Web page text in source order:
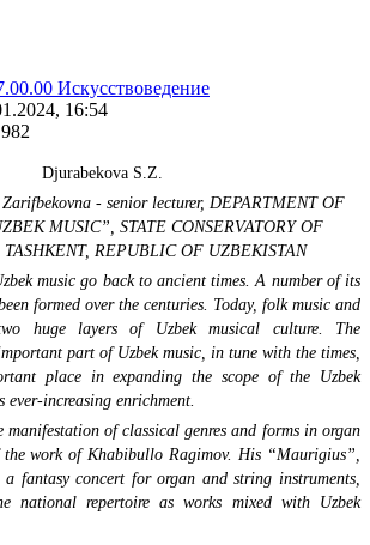
Искусствоведение
16:54
Djurabekova S.Z.
- senior lecturer, DEPARTMENT OF
MUSIC”, STATE CONSERVATORY OF
TASHKENT, REPUBLIC OF UZBEKISTAN
music go back to ancient times. A number of its
formed over the centuries. Today, folk music and
huge layers of Uzbek musical culture. The
part of Uzbek music, in tune with the times,
place in expanding the scope of the Uzbek
increasing enrichment.
manifestation of classical genres and forms in organ
work of Khabibullo Ragimov. His “Maurigius”,
fantasy concert for organ and string instruments,
national repertoire as works mixed with Uzbek